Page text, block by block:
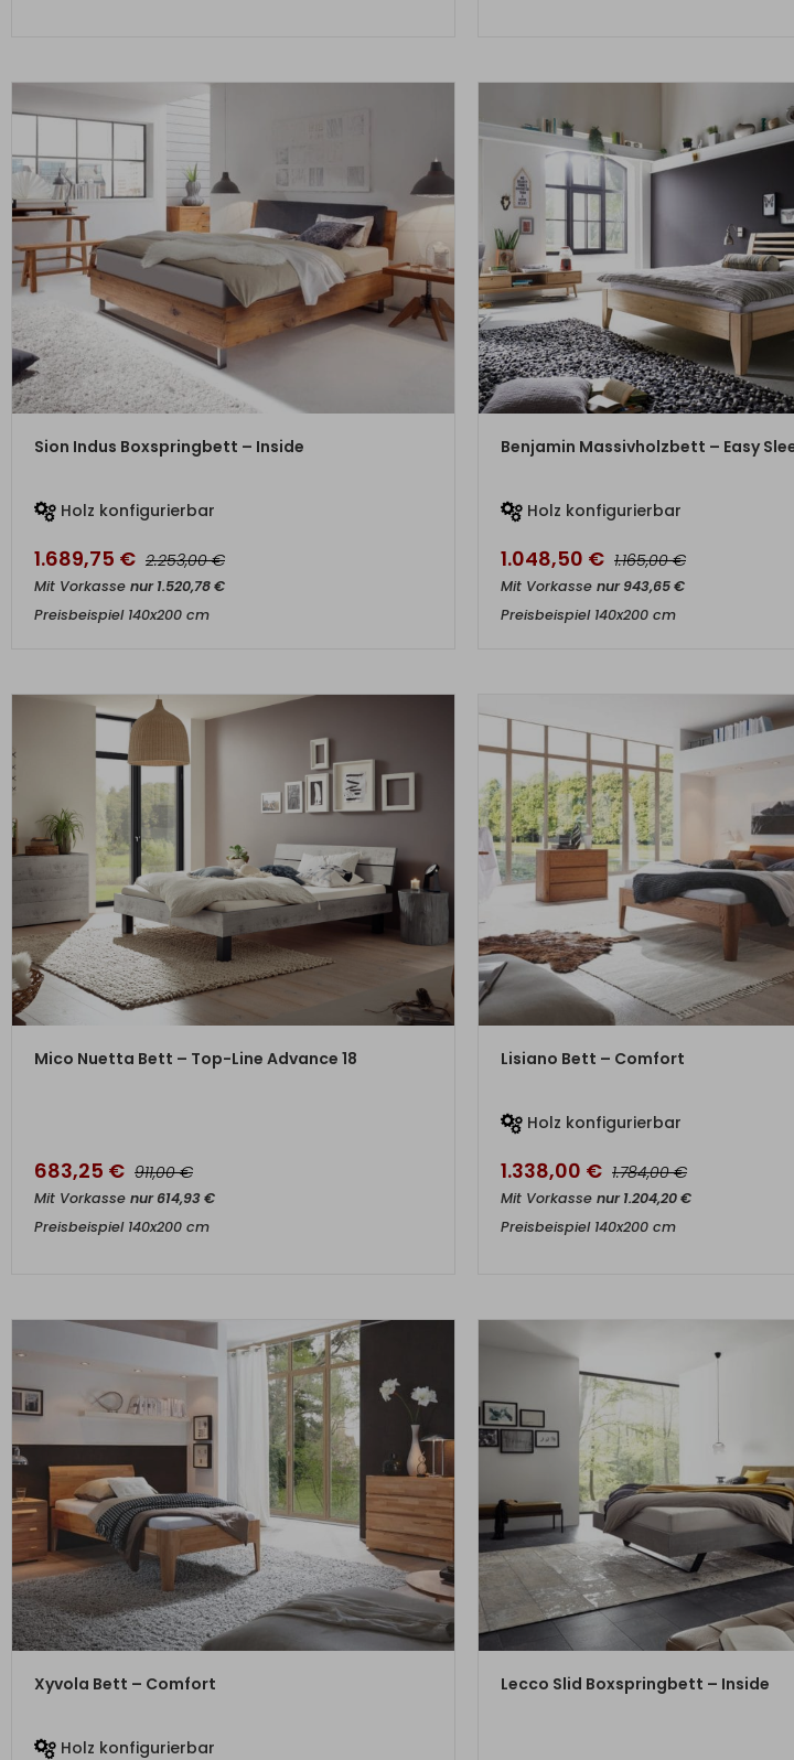
ZUM PRODUKT
Sion Indus Boxspringbett – Inside
Holz konfigurierbar
1.689,75 € 2.253,00€
Mit Vorkasse nur1.520,78€
Preisbeispiel 140x200 cm
Benjamin Massivholzbett – Easy
Holz konfigurierbar
1.048,50 € 1.165,00€
Mit Vorkasse nur943,65€
Preisbeispiel 140x200 cm
ZUM PRODUKT
Mico Nuetta Bett – Top-Line Advance 18
683,25 € 911,00€
Mit Vorkasse nur614,93€
Preisbeispiel 140x200 cm
ZUM PRODUKT
Lisiano Bett – Comfort
Holz konfigurierbar
1.338,00 € 1.784,00€
Mit Vorkasse nur1.204,20€
Preisbeispiel 140x200 cm
ZUM PRODUKT
Xyvola Bett – Comfort
Holz konfigurierbar
ZUM PRODUKT
Lecco Slid Boxspringbett – Inside